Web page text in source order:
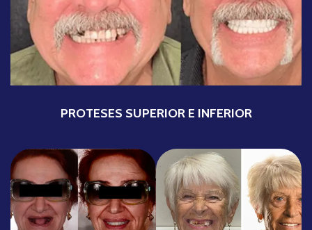
PROTESES SUPERIOR E INFERIOR